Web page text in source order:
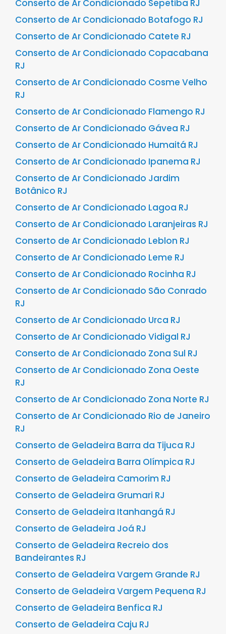
Conserto de Ar Condicionado Sepetiba RJ
Conserto de Ar Condicionado Botafogo RJ
Conserto de Ar Condicionado Catete RJ
Conserto de Ar Condicionado Copacabana
RJ
Conserto de Ar Condicionado Cosme Velho
RJ
Conserto de Ar Condicionado Flamengo RJ
Conserto de Ar Condicionado Gávea RJ
Conserto de Ar Condicionado Humaitá RJ
Conserto de Ar Condicionado Ipanema RJ
Conserto de Ar Condicionado Jardim
Botânico RJ
Conserto de Ar Condicionado Lagoa RJ
Conserto de Ar Condicionado Laranjeiras RJ
Conserto de Ar Condicionado Leblon RJ
Conserto de Ar Condicionado Leme RJ
Conserto de Ar Condicionado Rocinha RJ
Conserto de Ar Condicionado São Conrado
RJ
Conserto de Ar Condicionado Urca RJ
Conserto de Ar Condicionado Vidigal RJ
Conserto de Ar Condicionado Zona Sul RJ
Conserto de Ar Condicionado Zona Oeste
RJ
Conserto de Ar Condicionado Zona Norte RJ
Conserto de Ar Condicionado Rio de Janeiro
RJ
Conserto de Geladeira Barra da Tijuca RJ
Conserto de Geladeira Barra Olímpica RJ
Conserto de Geladeira Camorim RJ
Conserto de Geladeira Grumari RJ
Conserto de Geladeira Itanhangá RJ
Conserto de Geladeira Joá RJ
Conserto de Geladeira Recreio dos
Bandeirantes RJ
Conserto de Geladeira Vargem Grande RJ
Conserto de Geladeira Vargem Pequena RJ
Conserto de Geladeira Benfica RJ
Conserto de Geladeira Caju RJ